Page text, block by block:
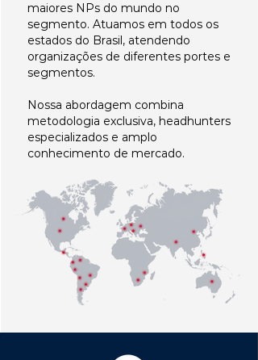
maiores NPs do mundo no
segmento. Atuamos em todos os
estados do Brasil, atendendo
organizações de diferentes portes e
segmentos.
Nossa abordagem combina
metodologia exclusiva, headhunters
especializados e amplo
conhecimento de mercado.